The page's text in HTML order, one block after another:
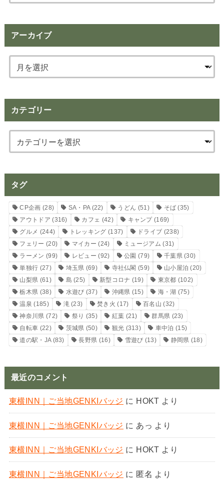
アーカイブ
カテゴリー
タグ
CP企画 (28) SA・PA(22) うどん (51) そば (35)
アウトドア (316) カフェ (42) キャンプ(169)
グルメ (244) トレッキング (137) ドライブ (238)
フェリー (20) マイカー (24) ミュージアム (31)
ラーメン (99) レビュー (92) 公園 (79) 千葉県 (30)
単独行 (27) 埼玉県 (69) 寺社仏閣 (59) 山小屋泊 (20)
山梨県 (61) 島 (25) 新型コロナ (19) 東京都 (102)
栃木県 (38) 水遊び (37) 沖縄県 (15) 海・湖 (75)
温泉 (185) 滝 (23) 焚き火 (17) 百名山 (32)
神奈川県 (72) 祭り (35) 紅葉 (21) 群馬県 (23)
自転車 (22) 茨城県 (50) 観光 (313) 車中泊 (15)
道の駅・JA(83) 長野県 (16) 雪遊び (13) 静岡県 (18)
最近のコメント
東横INN｜ご当地GENKIバッジ に HOKT より
東横INN｜ご当地GENKIバッジ に あっ より
東横INN｜ご当地GENKIバッジ に HOKT より
東横INN｜ご当地GENKIバッジ に 匿名 より